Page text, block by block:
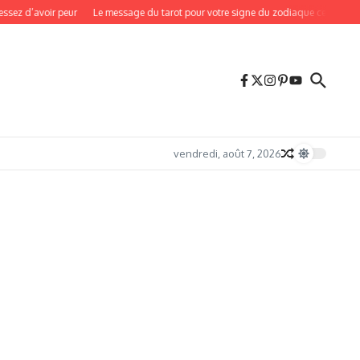
peur Le message du tarot pour votre signe du zodiaque ce week-end, les
vendredi, août 7, 2026